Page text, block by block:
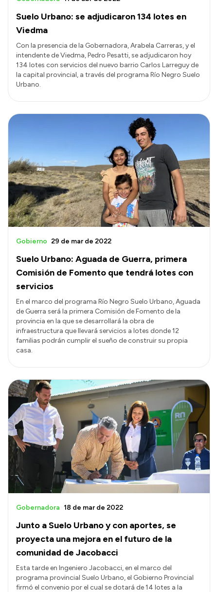
Suelo Urbano: se adjudicaron 134 lotes en
Viedma
Con la presencia de la Gobernadora, Arabela Carreras, y el
intendente de Viedma, Pedro Pesatti, se adjudicaron hoy
134 lotes con servicios del nuevo barrio Carlos Larreguy de
la capital provincial, a través del programa Río Negro Suelo
Urbano.
Suelo Urbano: Aguada de Guerra, primera
Comisión de Fomento que tendrá lotes con
servicios
Gobierno 29 de mar de 2022
En el marco del programa Río Negro Suelo Urbano, Aguada
de Guerra será la primera Comisión de Fomento de la
provincia en la que se desarrollará la obra de
infraestructura que llevará servicios a lotes donde 12
familias podrán cumplir el sueño de construir su propia
casa.
Junto a Suelo Urbano y con aportes, se
proyecta una mejora en el futuro de la
comunidad de Jacobacci
Gobernadora 18 de mar de 2022
Esta tarde en Ingeniero Jacobacci, en el marco del
programa provincial Suelo Urbano, el Gobierno Provincial
firmó el convenio por el cual se dotará de 14 lotes a la